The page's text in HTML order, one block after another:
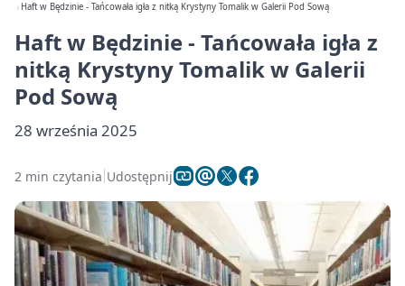
Haft w Będzinie - Tańcowała igła z nitką Krystyny Tomalik w Galerii Pod Sową
Haft w Będzinie - Tańcowała igła z
nitką Krystyny Tomalik w Galerii
Pod Sową
28 września 2025
2 min czytania Udostępnij